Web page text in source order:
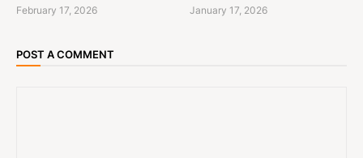
February 17, 2026 January 17, 2026
POST A COMMENT